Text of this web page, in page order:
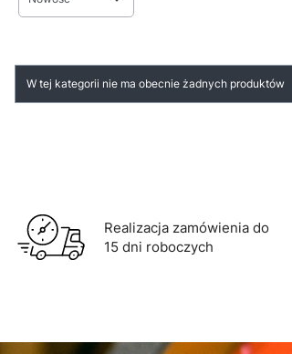
Lista produktów
W tej kategorii nie ma obecnie żadnych produktów
Realizacja zamówienia do
15 dni roboczych